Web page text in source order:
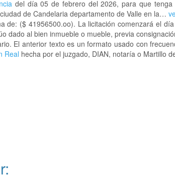
del día 05 de febrero del 2026, para que
de Candelaria departamento de Valle en la…
de: ($ 41956500.oo). La licitación comenzará el
al bien inmueble o mueble, previa
El anterior texto es un formato usado con
Real hecha por el juzgado, DIAN, notaría o Martillo